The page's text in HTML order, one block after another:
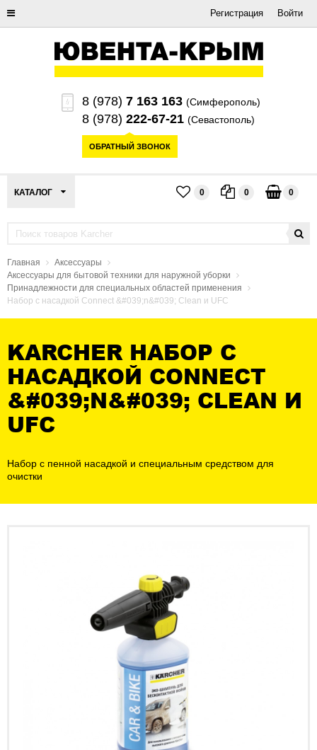
Регистрация Войти
8 (978) 7 163 163 (Симферополь)
8 (978) 222-67-21 (Севастополь)
ОБРАТНЫЙ ЗВОНОК
КАТАЛОГ 0 0 0
Главная
Аксессуары
Аксессуары для бытовой техники для наружной уборки
Принадлежности для специальных областей применения
Набор с насадкой Connect &#039;n&#039; Clean и UFC
KARCHER НАБОР С
НАСАДКОЙ CONNECT
&#039;N&#039; CLEAN И
UFC
Набор с пенной насадкой и специальным средством для
очистки